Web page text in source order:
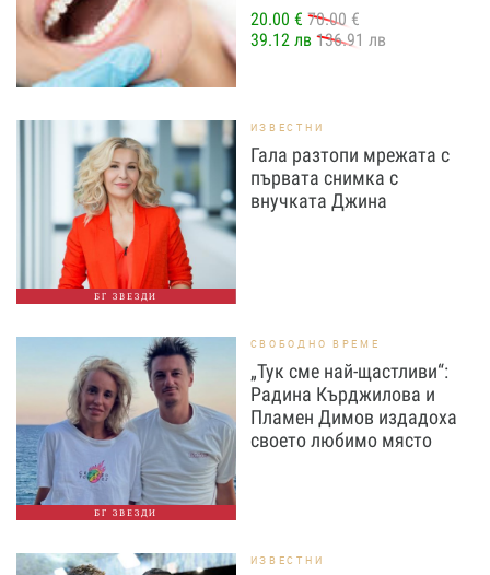
20.00 € 70.00 €
39.12 лв 136.91 лв
БГ ЗВЕЗДИ
ИЗВЕСТНИ
Гала разтопи мрежата с
първата снимка с
внучката Джина
БГ ЗВЕЗДИ
СВОБОДНО ВРЕМЕ
„Тук сме най-щастливи“:
Радина Кърджилова и
Пламен Димов издадоха
своето любимо място
ИЗВЕСТНИ